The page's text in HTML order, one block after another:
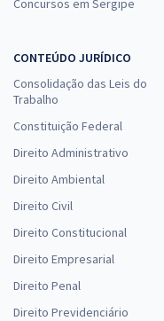
Concursos em Sergipe
CONTEÚDO JURÍDICO
Consolidação das Leis do
Trabalho
Constituição Federal
Direito Administrativo
Direito Ambiental
Direito Civil
Direito Constitucional
Direito Empresarial
Direito Penal
Direito Previdenciário